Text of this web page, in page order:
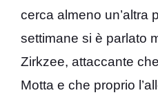
cerca almeno un’altra
settimane si è parlato
Zirkzee, attaccante
Motta e che proprio